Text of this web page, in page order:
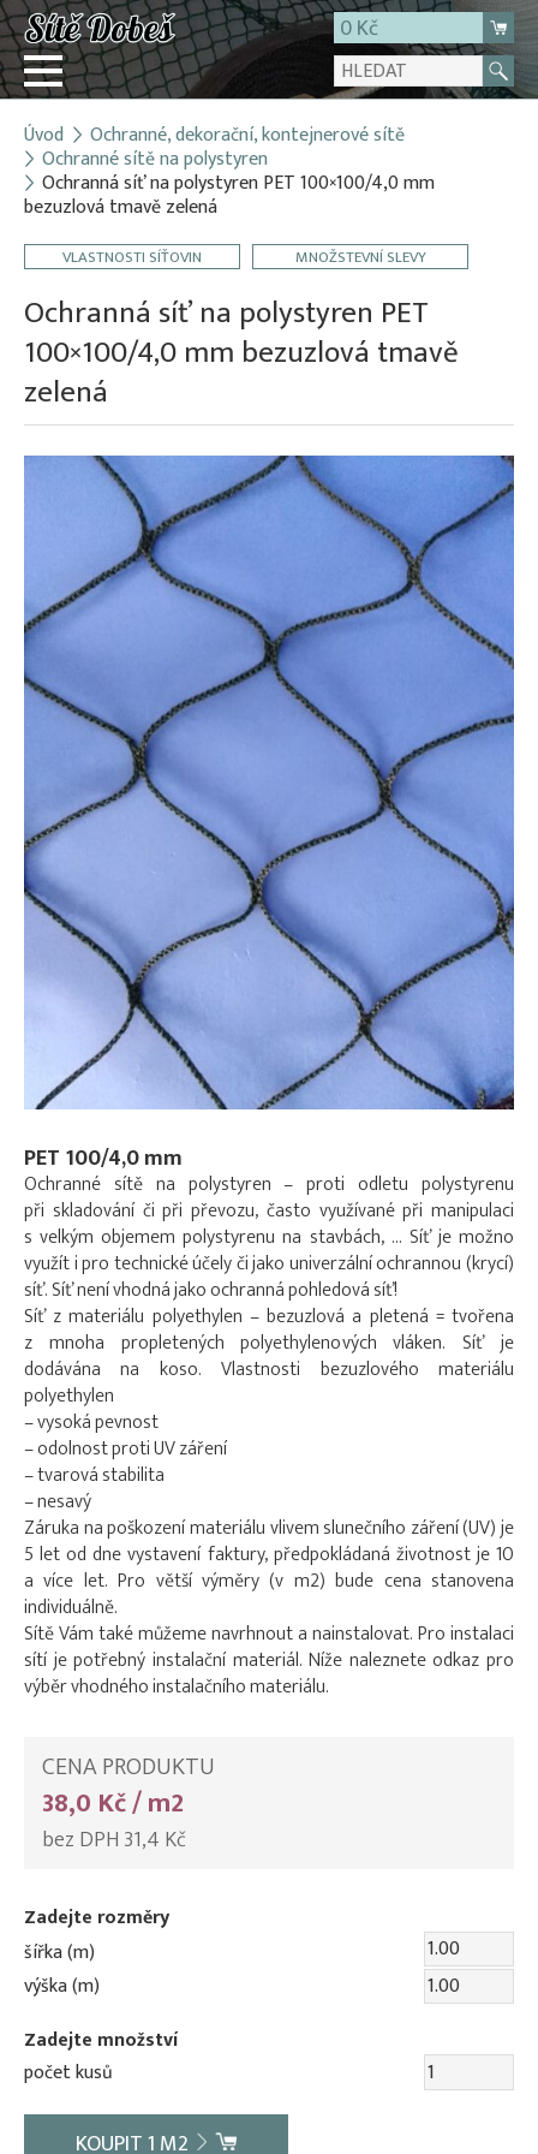
0 Kč
Přihlásit
Registrace
O firmě
Kontakt
Úvod Ochranné, dekorační, kontejnerové sítě
Ochranné sítě na polystyren
Ochranná síť na polystyren PET 100×100/4,0 mm
bezuzlová tmavě zelená
VLASTNOSTI SÍŤOVIN MNOŽSTEVNÍ SLEVY
Ochranná síť na polystyren PET
100×100/4,0 mm bezuzlová tmavě
zelená
PET 100/4,0 mm
Ochranné sítě na polystyren – proti odletu polystyrenu
při skladování či při převozu, často využívané při manipulaci
s velkým objemem polystyrenu na stavbách, … Síť je možno
využít i pro technické účely či jako univerzální ochrannou (krycí)
síť. Síť není vhodná jako ochranná pohledová síť!
Síť z materiálu polyethylen – bezuzlová a pletená = tvořena
z mnoha propletených polyethylenových vláken. Síť je
dodávána na koso. Vlastnosti bezuzlového materiálu
polyethylen
– vysoká pevnost
– odolnost proti UV záření
– tvarová stabilita
– nesavý
Záruka na poškození materiálu vlivem slunečního záření (UV) je
5 let od dne vystavení faktury, předpokládaná životnost je 10
a více let. Pro větší výměry (v m2) bude cena stanovena
individuálně.
Sítě Vám také můžeme navrhnout a nainstalovat. Pro instalaci
sítí je potřebný instalační materiál. Níže naleznete odkaz pro
výběr vhodného instalačního materiálu.
CENA PRODUKTU
38,0 Kč / m2
bez DPH 31,4 Kč
Zadejte rozměry
šířka (m)
výška (m)
Zadejte množství
počet kusů
KOUPIT1 M2